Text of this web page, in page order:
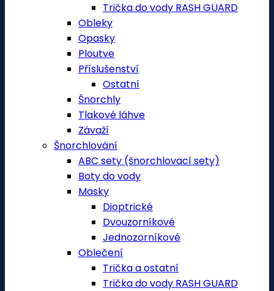
Trička do vody RASH GUARD
Obleky
Opasky
Ploutve
Příslušenství
Ostatní
Šnorchly
Tlakové láhve
Závaží
Šnorchlování
ABC sety (šnorchlovací sety)
Boty do vody
Masky
Dioptrické
Dvouzorníkové
Jednozorníkové
Oblečení
Trička a ostatní
Trička do vody RASH GUARD